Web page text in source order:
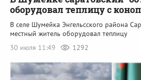
оборудовал теплицу с
В селе Шумейка Энгельсского района
местный житель оборудовал теплицу
30 июля 11:49
1292